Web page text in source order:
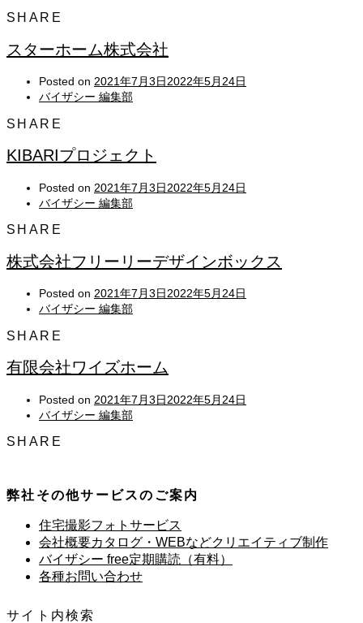
SHARE
スターホーム株式会社
Posted on 2021年7月3日2022年5月24日
バイザシー 編集部
SHARE
KIBARIプロジェクト
Posted on 2021年7月3日2022年5月24日
バイザシー 編集部
SHARE
株式会社フリーリーデザインボックス
Posted on 2021年7月3日2022年5月24日
バイザシー 編集部
SHARE
有限会社ワイズホーム
Posted on 2021年7月3日2022年5月24日
バイザシー 編集部
SHARE
弊社その他サービスのご案内
住宅撮影フォトサービス
会社概要カタログ・WEBなどクリエイティブ制作
バイザシー free定期購読（有料）
各種お問い合わせ
サイト内検索